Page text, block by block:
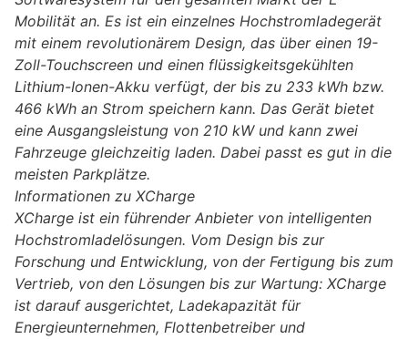
Mobilität an. Es ist ein einzelnes Hochstromladegerät
mit einem revolutionärem Design, das über einen 19-
Zoll-Touchscreen und einen flüssigkeitsgekühlten
Lithium-Ionen-Akku verfügt, der bis zu 233 kWh bzw.
466 kWh an Strom speichern kann. Das Gerät bietet
eine Ausgangsleistung von 210 kW und kann zwei
Fahrzeuge gleichzeitig laden. Dabei passt es gut in die
meisten Parkplätze.
Informationen zu XCharge
XCharge ist ein führender Anbieter von intelligenten
Hochstromladelösungen. Vom Design bis zur
Forschung und Entwicklung, von der Fertigung bis zum
Vertrieb, von den Lösungen bis zur Wartung: XCharge
ist darauf ausgerichtet, Ladekapazität für
Energieunternehmen, Flottenbetreiber und